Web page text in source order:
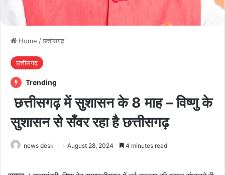
Home /छत्तीसगढ़
छत्तीसगढ़
Trending
छत्तीसगढ़ में सुशासन के 8 माह – विष्णु के
सुशासन से सँवर रहा है छत्तीसगढ़
news desk August 28, 2024 4 minutes read